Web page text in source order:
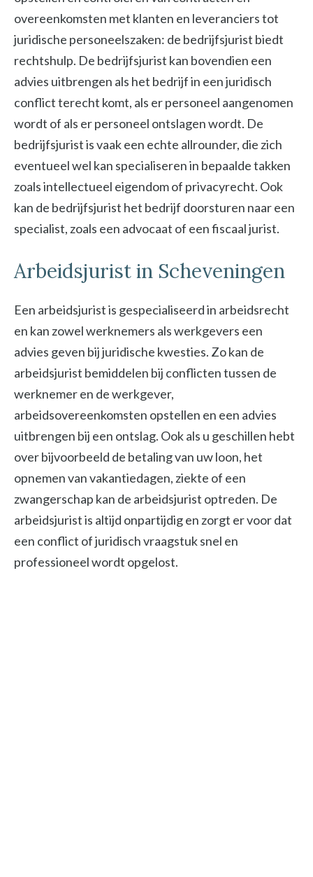
overeenkomsten met klanten en leveranciers tot
juridische personeelszaken: de bedrijfsjurist biedt
rechtshulp. De bedrijfsjurist kan bovendien een
advies uitbrengen als het bedrijf in een juridisch
conflict terecht komt, als er personeel aangenomen
wordt of als er personeel ontslagen wordt. De
bedrijfsjurist is vaak een echte allrounder, die zich
eventueel wel kan specialiseren in bepaalde takken
zoals intellectueel eigendom of privacyrecht. Ook
kan de bedrijfsjurist het bedrijf doorsturen naar een
specialist, zoals een advocaat of een fiscaal jurist.
Arbeidsjurist in Scheveningen
Een arbeidsjurist is gespecialiseerd in arbeidsrecht
en kan zowel werknemers als werkgevers een
advies geven bij juridische kwesties. Zo kan de
arbeidsjurist bemiddelen bij conflicten tussen de
werknemer en de werkgever,
arbeidsovereenkomsten opstellen en een advies
uitbrengen bij een ontslag. Ook als u geschillen hebt
over bijvoorbeeld de betaling van uw loon, het
opnemen van vakantiedagen, ziekte of een
zwangerschap kan de arbeidsjurist optreden. De
arbeidsjurist is altijd onpartijdig en zorgt er voor dat
een conflict of juridisch vraagstuk snel en
professioneel wordt opgelost.